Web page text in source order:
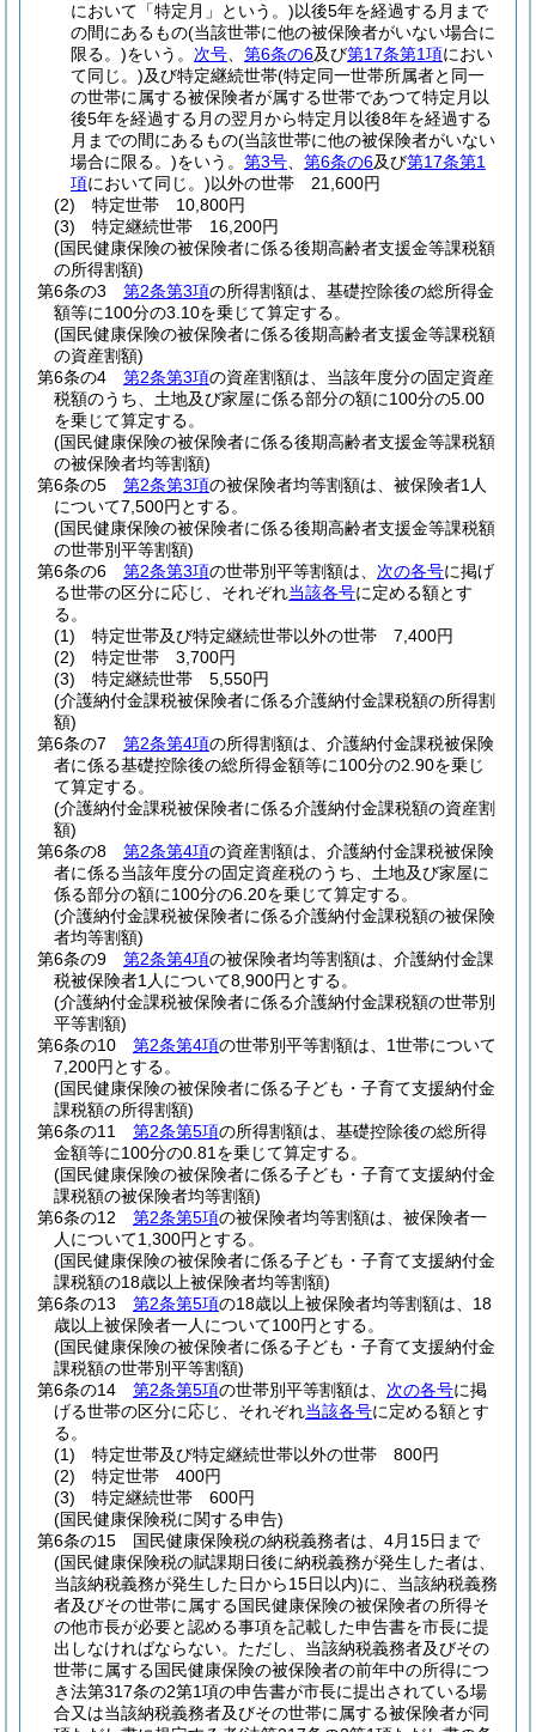
において「特定月」という。)以後5年を経過する月まで
の間にあるもの(当該世帯に他の被保険者がいない場合に
限る。)をいう。 次号 第6条の6及び第17条第1項におい
て同じ。)及び特定継続世帯(特定同一世帯所属者と同一
の世帯に属する被保険者が属する世帯であつて特定月以
後5年を経過する月の翌月から特定月以後8年を経過する
月までの間にあるもの(当該世帯に他の被保険者がいない
場合に限る。)をいう。 第3号 第6条の6及び第17条第1
項において同じ。)以外の世帯 21,600円
(2)
特定世帯 10,800円
(3)
特定継続世帯 16,200円
(国民健康保険の被保険者に係る後期高齢者支援金等課税額
の所得割額)
第6条の3
第2条第3項の所得割額は、基礎控除後の総所得金
額等に100分の3.10を乗じて算定する。
(国民健康保険の被保険者に係る後期高齢者支援金等課税額
の資産割額)
第6条の4
第2条第3項の資産割額は、当該年度分の固定資産
税額のうち、土地及び家屋に係る部分の額に100分の5.00
を乗じて算定する。
(国民健康保険の被保険者に係る後期高齢者支援金等課税額
の被保険者均等割額)
第6条の5
第2条第3項の被保険者均等割額は、被保険者1人
について7,500円とする。
(国民健康保険の被保険者に係る後期高齢者支援金等課税額
の世帯別平等割額)
第6条の6
第2条第3項の世帯別平等割額は、 次の各号に掲げ
る世帯の区分に応じ、それぞれ当該各号に定める額とす
る。
(1)
特定世帯及び特定継続世帯以外の世帯 7,400円
(2)
特定世帯 3,700円
(3)
特定継続世帯 5,550円
(介護納付金課税被保険者に係る介護納付金課税額の所得割
額)
第6条の7
第2条第4項の所得割額は、介護納付金課税被保険
者に係る基礎控除後の総所得金額等に100分の2.90を乗じ
て算定する。
(介護納付金課税被保険者に係る介護納付金課税額の資産割
額)
第6条の8
第2条第4項の資産割額は、介護納付金課税被保険
者に係る当該年度分の固定資産税のうち、土地及び家屋に
係る部分の額に100分の6.20を乗じて算定する。
(介護納付金課税被保険者に係る介護納付金課税額の被保険
者均等割額)
第6条の9
第2条第4項の被保険者均等割額は、介護納付金課
税被保険者1人について8,900円とする。
(介護納付金課税被保険者に係る介護納付金課税額の世帯別
平等割額)
第6条の10
第2条第4項の世帯別平等割額は、1世帯について
7,200円とする。
(国民健康保険の被保険者に係る子ども・子育て支援納付金
課税額の所得割額)
第6条の11
第2条第5項の所得割額は、基礎控除後の総所得
金額等に100分の0.81を乗じて算定する。
(国民健康保険の被保険者に係る子ども・子育て支援納付金
課税額の被保険者均等割額)
第6条の12
第2条第5項の被保険者均等割額は、被保険者一
人について1,300円とする。
(国民健康保険の被保険者に係る子ども・子育て支援納付金
課税額の18歳以上被保険者均等割額)
第6条の13
第2条第5項の18歳以上被保険者均等割額は、18
歳以上被保険者一人について100円とする。
(国民健康保険の被保険者に係る子ども・子育て支援納付金
課税額の世帯別平等割額)
第6条の14
第2条第5項の世帯別平等割額は、 次の各号に掲
げる世帯の区分に応じ、それぞれ当該各号に定める額とす
る。
(1)
特定世帯及び特定継続世帯以外の世帯 800円
(2)
特定世帯 400円
(3)
特定継続世帯 600円
(国民健康保険税に関する申告)
第6条の15
国民健康保険税の納税義務者は、4月15日まで
(国民健康保険税の賦課期日後に納税義務が発生した者は、
当該納税義務が発生した日から15日以内)に、当該納税義務
者及びその世帯に属する国民健康保険の被保険者の所得そ
の他市長が必要と認める事項を記載した申告書を市長に提
出しなければならない。 ただし、当該納税義務者及びその
世帯に属する国民健康保険の被保険者の前年中の所得につ
き法第317条の2第1項の申告書が市長に提出されている場
合又は当該納税義務者及びその世帯に属する被保険者が同